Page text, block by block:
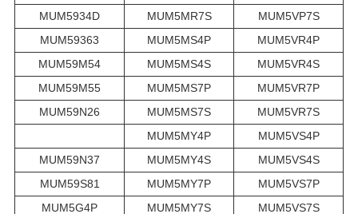
MUM5934D
MUM5MR7S
MUM5VP7S
MUM59363
MUM5MS4P
MUM5VR4P
MUM59M54
MUM5MS4S
MUM5VR4S
MUM59M55
MUM5MS7P
MUM5VR7P
MUM59N26
MUM5MS7S
MUM5VR7S
MUM5MY4P
MUM5VS4P
MUM59N37
MUM5MY4S
MUM5VS4S
MUM59S81
MUM5MY7P
MUM5VS7P
MUM5G4P
MUM5MY7S
MUM5VS7S